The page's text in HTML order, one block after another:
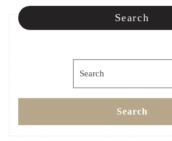
ビ
ゲ
ー
シ
ョ
ン
Search
for:
Search